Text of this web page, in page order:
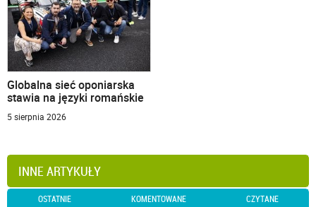
Globalna sieć oponiarska
stawia na języki romańskie
5 sierpnia 2026
INNE ARTYKUŁY
OSTATNIE KOMENTOWANE CZYTANE